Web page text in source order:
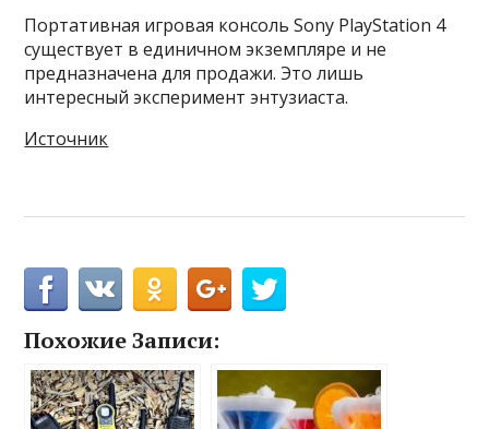
Портативная игровая консоль Sony PlayStation 4
существует в единичном экземпляре и не
предназначена для продажи. Это лишь
интересный эксперимент энтузиаста.
Источник
Похожие Записи: